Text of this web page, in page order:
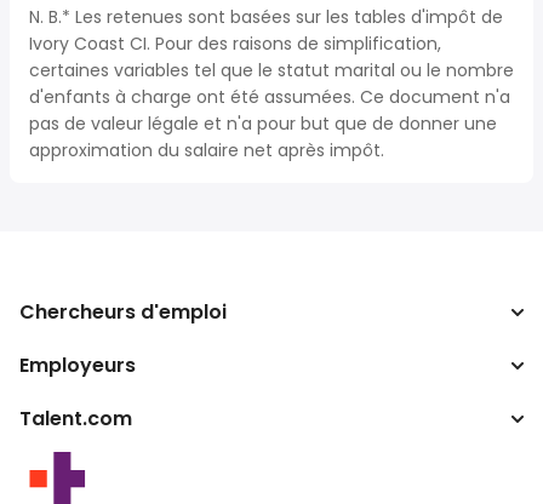
N. B.* Les retenues sont basées sur les tables d'impôt de
Ivory Coast CI. Pour des raisons de simplification,
certaines variables tel que le statut marital ou le nombre
d'enfants à charge ont été assumées. Ce document n'a
pas de valeur légale et n'a pour but que de donner une
approximation du salaire net après impôt.
Chercheurs d'emploi
Recherche d'emploi
Employeurs
Entreprises
Programmes partenaires
Talent.com
Autres pays